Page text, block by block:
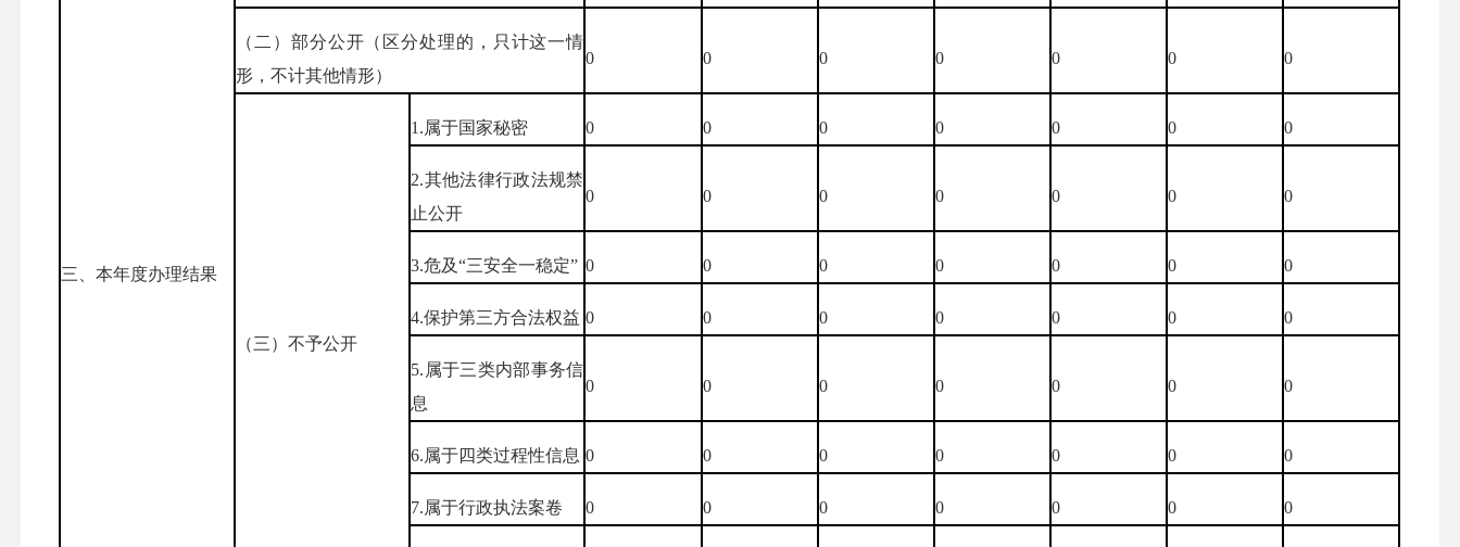
三、本年度办理结果
（二）部分公开（区分处理的，只计这一情
形，不计其他情形）
0 0 0 0 0 0 0
（三）不予公开
1.属于国家秘密 0 0 0 0 0 0 0
2.其他法律行政法规禁
止公开
0 0 0 0 0 0 0
3.危及“三安全一稳定” 0 0 0 0 0 0 0
4.保护第三方合法权益 0 0 0 0 0 0 0
5.属于三类内部事务信
息
0 0 0 0 0 0 0
6.属于四类过程性信息 0 0 0 0 0 0 0
7.属于行政执法案卷 0 0 0 0 0 0 0